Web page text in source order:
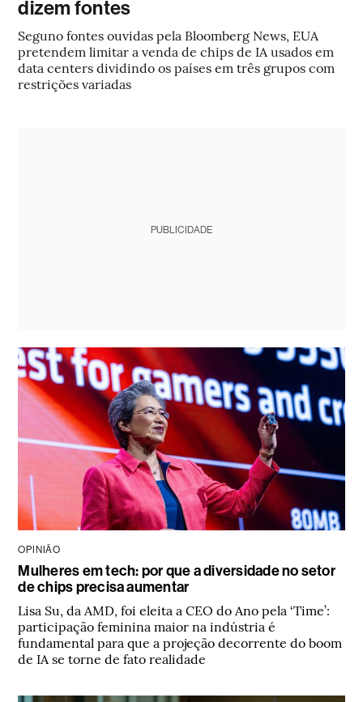
dizem fontes
Seguno fontes ouvidas pela Bloomberg News, EUA
pretendem limitar a venda de chips de IA usados em
data centers dividindo os países em três grupos com
restrições variadas
PUBLICIDADE
OPINIÃO
Mulheres em tech: por que a diversidade no setor
de chips precisa aumentar
Lisa Su, da AMD, foi eleita a CEO do Ano pela ‘Time’:
participação feminina maior na indústria é
fundamental para que a projeção decorrente do boom
de IA se torne de fato realidade